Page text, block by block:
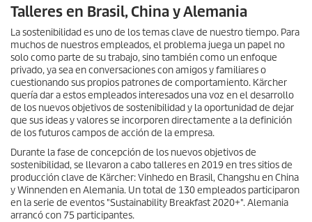
Talleres en Brasil, China y Alemania
La sostenibilidad es uno de los temas clave de nuestro tiempo. Para
muchos de nuestros empleados, el problema juega un papel no
solo como parte de su trabajo, sino también como un enfoque
privado, ya sea en conversaciones con amigos y familiares o
cuestionando sus propios patrones de comportamiento. Kärcher
quería dar a estos empleados interesados ​​una voz en el desarrollo
de los nuevos objetivos de sostenibilidad y la oportunidad de dejar
que sus ideas y valores se incorporen directamente a la definición
de los futuros campos de acción de la empresa.
Durante la fase de concepción de los nuevos objetivos de
sostenibilidad, se llevaron a cabo talleres en 2019 en tres sitios de
producción clave de Kärcher: Vinhedo en Brasil, Changshu en China
y Winnenden en Alemania. Un total de 130 empleados participaron
en la serie de eventos "Sustainability Breakfast 2020+". Alemania
arrancó con 75 participantes.